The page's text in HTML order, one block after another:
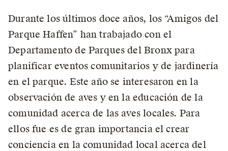
Durante los últimos doce años, los “Amigos del
Parque Haffen” han trabajado con el
Departamento de Parques del Bronx para
planificar eventos comunitarios y de jardinería
en el parque. Este año se interesaron en la
observación de aves y en la educación de la
comunidad acerca de las aves locales. Para
ellos fue es de gran importancia el crear
conciencia en la comunidad local acerca del